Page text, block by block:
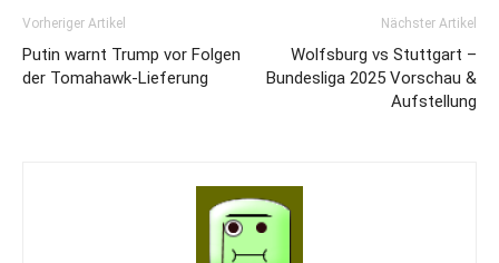
Vorheriger Artikel
Putin warnt Trump vor Folgen
der Tomahawk-Lieferung
Nächster Artikel
Wolfsburg vs Stuttgart –
Bundesliga 2025 Vorschau &
Aufstellung